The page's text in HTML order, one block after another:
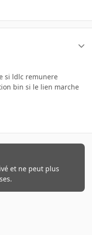
si ldlc remunere
bin si le lien marche
et ne peut plus